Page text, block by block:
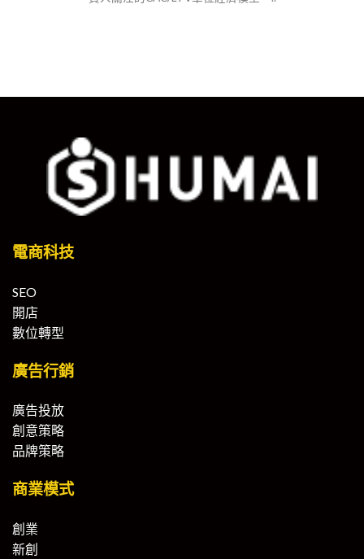
電商科技
SEO
開店
數位轉型
廣告行銷
廣告投放
創意策略
品牌策略
商業模式
創業
新創